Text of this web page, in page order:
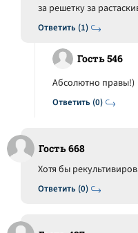
Ответить (1)
за решетку за
Гость 546
Ответить (0)
Абсолютно правы!)
Гость 668
Ответить (0)
Хотя бы